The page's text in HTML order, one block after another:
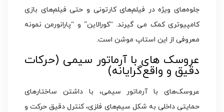
جلوه‌های ویژه در فیلم‌های کارتونی و حتی فیلم‌های بازی
کامپیوتری کمک می گیرند. “کورالاین” و “پارانورمن نمونه
معروفی از این استاپ موشن است.
عروسک‌ های با آرماتور سیمی (حرکات
دقیق و واقع‌گرایانه)
عروسک‌های با آرماتور سیمی، با داشتن ساختارهای
حمایتی داخلی به شکل سیم‌های فلزی، کنترل دقیق حرکت و